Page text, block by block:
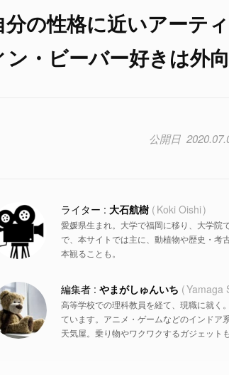
分の性格に近いアーテ
・ビーバー好きは外
大石航樹 Koki Oishi
愛媛県生まれ。大学で福岡に移り、大学院
で、本サイトでは主に、動植物や歴史・考
本観ることも。
やまがしゅんいち Yamaga
高等学校での理科教員を経て、現職に就く
ています。アニメ・ゲームなどのインドア
天気屋。乗り物やワクワクするガジェッ